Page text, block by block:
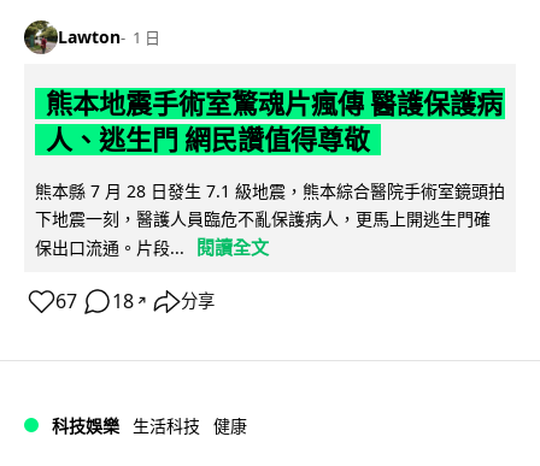
Lawton 1 日
熊本地震手術室驚魂片瘋傳 醫護保護病
人、逃生門 網民讚值得尊敬
熊本縣 7 月 28 日發生 7.1 級地震，熊本綜合醫院手術室鏡頭拍
下地震一刻，醫護人員臨危不亂保護病人，更馬上開逃生門確
保出口流通。片段...
閱讀全文
67 18 ↗ 分享
科技娛樂 生活科技 健康